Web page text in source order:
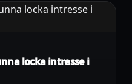
locka intresse i